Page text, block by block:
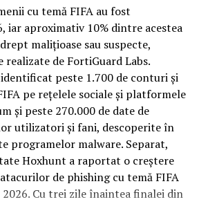
obișnuită, o cameră de hotel
utilizare intensă: oaspeți diferiți,
zilnică, uneori mai multe
în aceeași săptămână. Această
utilizare pune presiune reală pe
este printre primele
mai ales în zona din jurul
sau construcție, administratorii
trafic intenspentru zonele
riscul de uzură prematură și de
cu temă FIFA au fost
iar aproximativ 10% dintre acestea
malițioase sau suspecte,
de FortiGuard Labs.
identificat peste 1.700 de conturi și
pe rețelele sociale și platformele
și peste 270.000 de date de
utilizatori și fani, descoperite în
programelor malware. Separat,
Hoxhunt a raportat o creștere
de phishing cu temă FIFA
Cu trei zile înaintea finalei din